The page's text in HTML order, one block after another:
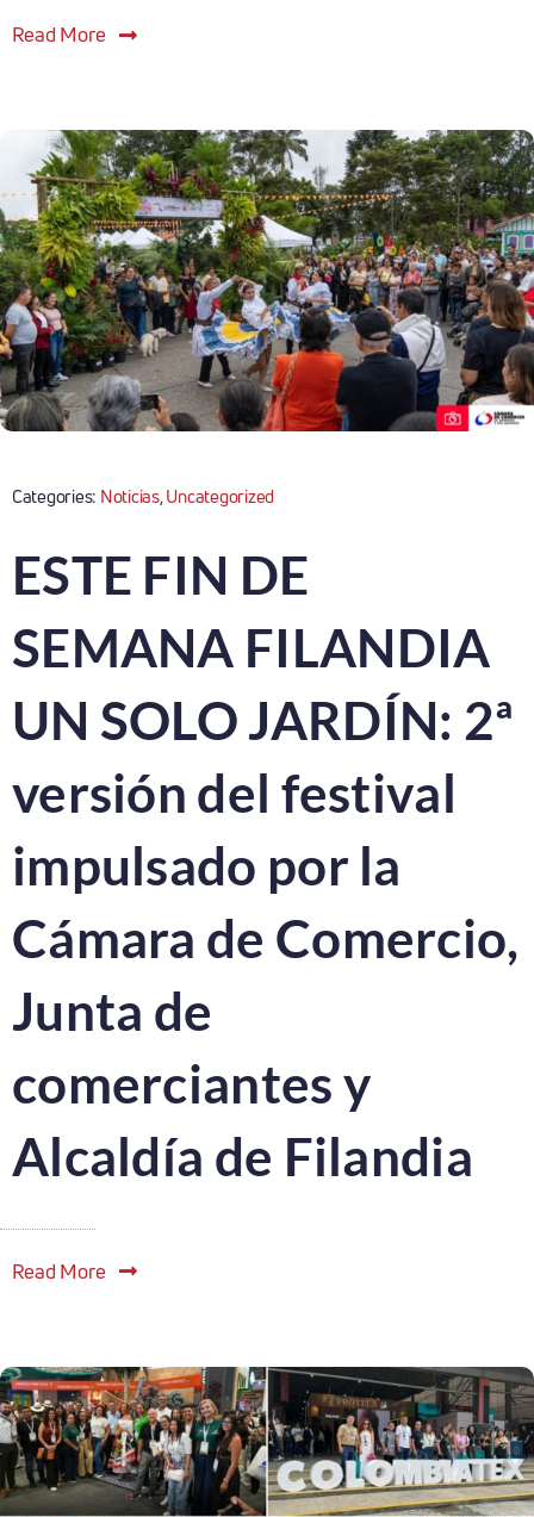
Read More
Categories: Noticias,Uncategorized
ESTE FIN DE
SEMANA FILANDIA
UN SOLO JARDÍN: 2ª
versión del festival
impulsado por la
Cámara de Comercio,
Junta de
comerciantes y
Alcaldía de Filandia
Read More